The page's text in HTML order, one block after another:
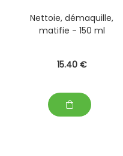
Nettoie, démaquille,
matifie - 150 ml
15.40 €